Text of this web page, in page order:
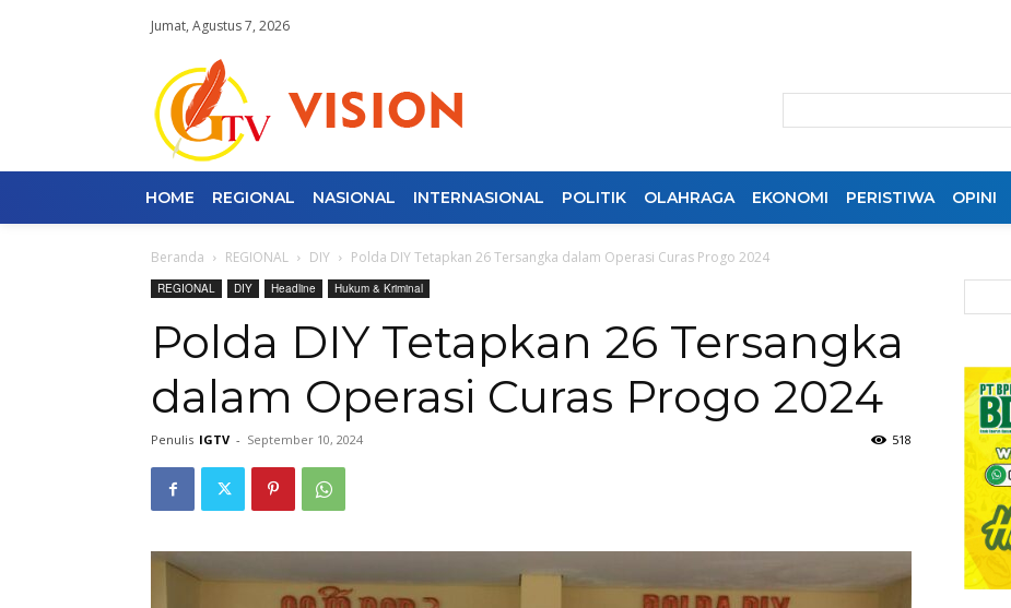
Jumat, Agustus 7, 2026
HOME REGIONAL NASIONAL INTERNASIONAL POLITIK OLAHRAGA EKONOMI PERISTIWA OPINI
Beranda REGIONAL DIY Polda DIY Tetapkan 26 Tersangka dalam Operasi Curas Progo 2024
REGIONAL DIY Headline Hukum & Kriminal
Polda DIY Tetapkan 26 Tersangka
dalam Operasi Curas Progo 2024
Penulis IGTV - September 10, 2024 518